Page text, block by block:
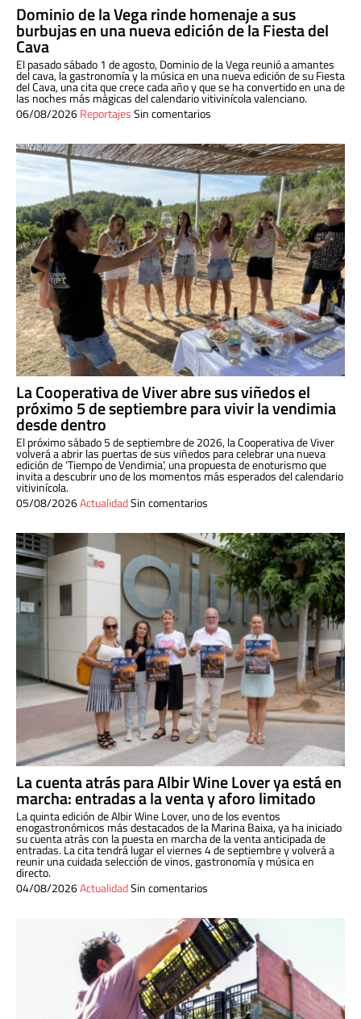
Dominio de la Vega rinde homenaje a sus
burbujas en una nueva edición de la Fiesta del
Cava
El pasado sábado 1 de agosto, Dominio de la Vega reunió a amantes
del cava, la gastronomía y la música en una nueva edición de su Fiesta
del Cava, una cita que crece cada año y que se ha convertido en una de
las noches más mágicas del calendario vitivinícola valenciano.
06/08/2026ReportajesSin comentarios
La Cooperativa de Viver abre sus viñedos el
próximo 5 de septiembre para vivir la vendimia
desde dentro
El próximo sábado 5 de septiembre de 2026, la Cooperativa de Viver
volverá a abrir las puertas de sus viñedos para celebrar una nueva
edición de ‘Tiempo de Vendimia’, una propuesta de enoturismo que
invita a descubrir uno de los momentos más esperados del calendario
vitivinícola.
05/08/2026ActualidadSin comentarios
La cuenta atrás para Albir Wine Lover ya está en
marcha: entradas a la venta y aforo limitado
La quinta edición de Albir Wine Lover, uno de los eventos
enogastronómicos más destacados de la Marina Baixa, ya ha iniciado
su cuenta atrás con la puesta en marcha de la venta anticipada de
entradas. La cita tendrá lugar el viernes 4 de septiembre y volverá a
reunir una cuidada selección de vinos, gastronomía y música en
directo.
04/08/2026ActualidadSin comentarios